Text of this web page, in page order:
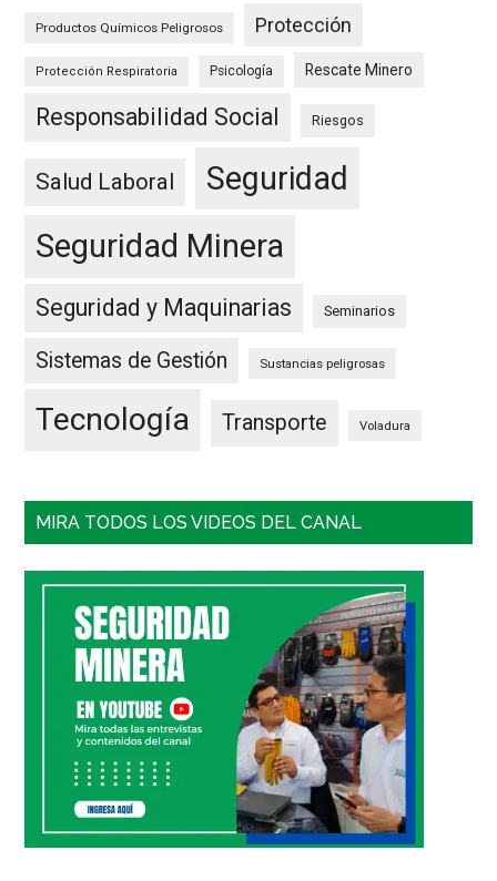
Productos Químicos Peligrosos Protección
Protección Respiratoria Psicología Rescate Minero
Responsabilidad Social Riesgos
Salud Laboral
Seguridad
Seguridad Minera
Seguridad y Maquinarias Seminarios
Sistemas de Gestión Sustancias peligrosas
Tecnología Transporte Voladura
MIRA TODOS LOS VIDEOS DEL CANAL